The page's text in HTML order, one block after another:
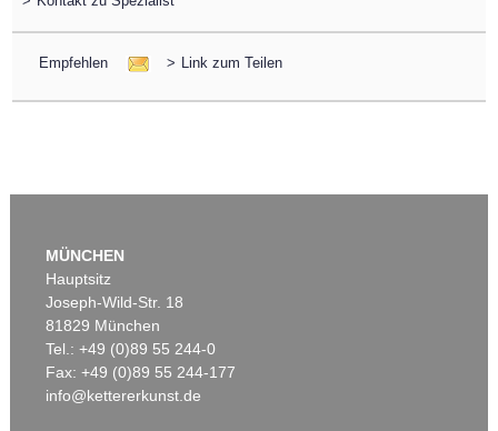
Empfehlen > Link zum Teilen
MÜNCHEN
Hauptsitz
Joseph-Wild-Str. 18
81829 München
Tel.: +49 (0)89 55 244-0
Fax: +49 (0)89 55 244-177
info@kettererkunst.de